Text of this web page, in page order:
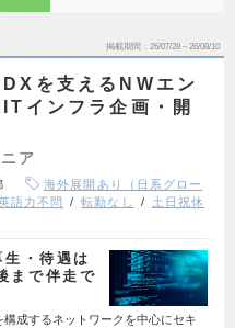
掲載期間 26/07/28～26/08/10
を支えるNWエン
インフラ企画・開
ア
海外展開あり（日系グロー
語力不問 転勤なし
土日祝休
・待遇は
まで伴走で
構成するネットワークを中心にセキ